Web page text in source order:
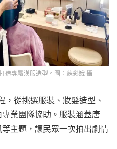
造專屬漢服造型。圖：蘇彩娥 攝
，從挑選服裝、妝髮造型、
業團隊協助。服裝涵蓋唐
主題，讓民眾一次拍出劇情